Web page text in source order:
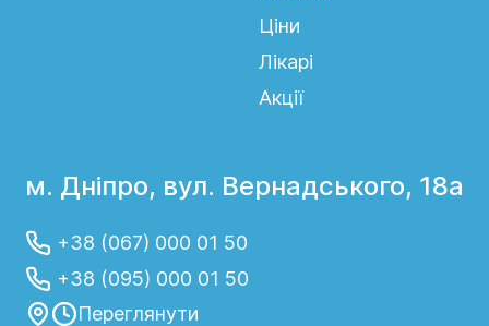
Ціни
Лікарі
Акції
м. Дніпро, вул. Вернадського, 18а
+38 (067) 000 01 50
+38 (095) 000 01 50
Переглянути